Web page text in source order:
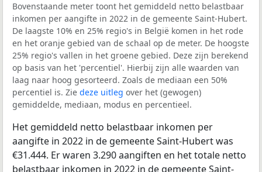
Bovenstaande meter toont het gemiddeld netto belastbaar
inkomen per aangifte in 2022 in de gemeente Saint-Hubert.
De laagste 10% en 25% regio's in België komen in het rode
en het oranje gebied van de schaal op de meter. De hoogste
25% regio's vallen in het groene gebied. Deze zijn berekend
op basis van het 'percentiel'. Hierbij zijn alle waarden van
laag naar hoog gesorteerd. Zoals de mediaan een 50%
percentiel is. Zie deze uitleg over het (gewogen)
gemiddelde, mediaan, modus en percentieel.
Het gemiddeld netto belastbaar inkomen per
aangifte in 2022 in de gemeente Saint-Hubert was
€31.444. Er waren 3.290 aangiften en het totale netto
belastbaar inkomen in 2022 in de gemeente Saint-